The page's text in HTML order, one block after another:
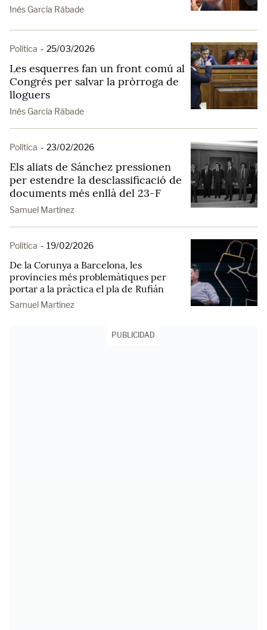
Inés García Rábade
Política - 25/03/2026
Les esquerres fan un front comú al
Congrés per salvar la pròrroga de
lloguers
Inés García Rábade
Política - 23/02/2026
Els aliats de Sánchez pressionen
per estendre la desclassificació de
documents més enllà del 23-F
Samuel Martínez
Política - 19/02/2026
De la Corunya a Barcelona, les
províncies més problemàtiques per
portar a la pràctica el pla de Rufián
Samuel Martínez
PUBLICIDAD